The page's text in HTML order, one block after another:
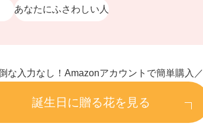
あなたにふさわしい人
な入力なし！Amazonアカウントで簡単購入／
誕生日に贈る花を見る